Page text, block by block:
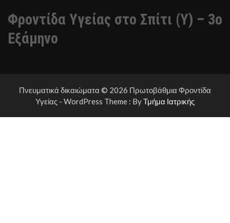
Φροντίδα Υγείας στο Σπίτι (Υ) – 3ο
Εξάμηνο
Πνευματικά δικαιώματα © 2026 Πρωτοβάθμια Φροντίδα
Υγείας - WordPress Theme : ByΤμήμα Ιατρικής